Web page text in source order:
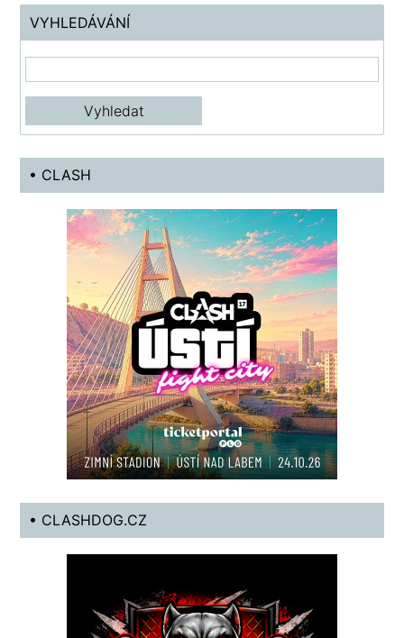
VYHLEDÁVÁNÍ
• CLASH
• CLASHDOG.CZ